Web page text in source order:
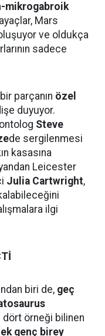
mikrogabroik
Mars
ve oldukça
sadece
parçanın özel
duyuyor.
Steve
de sergilenmesi
kasasına
Leicester
Julia Cartwright,
ilgi
biri de, geç
dört örneği bilinen
genç birey